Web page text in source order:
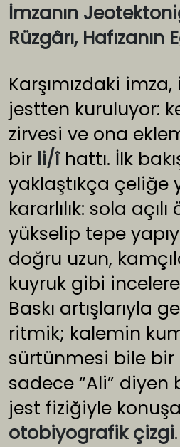
İmzanın
Rüzgârı, Hafızanın
Karşımızdaki
jestten kuruluyor:
zirvesi ve ona
bir li/îhattı. İlk
yaklaştıkça çeliğe
kararlılık: sola
yükselip tepe
doğru uzun,
kuyruk gibi
Baskı artışlarıyla
ritmik; kalemin
sürtünmesi bile bir
sadece “Ali”
jest fiziğiyle
otobiyografik çizgi.